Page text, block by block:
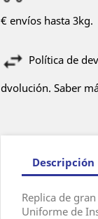
€ envíos hasta 3kg.
Política de
dvolución. Saber
Descripción
Replica de
Uniforme de